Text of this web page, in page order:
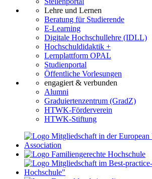
Lehre und Lernen
Beratung für Studierende
E-Learning
Digitale Hochschullehre (IDLL)
Hochschuldidaktik +
Lernplattform OPAL
Studienportal
Öffentliche Vorlesungen
engagiert & verbunden
Alumni
Graduiertenzentrum (GradZ)
HTWK-Förderverein
HTWK-Stiftung